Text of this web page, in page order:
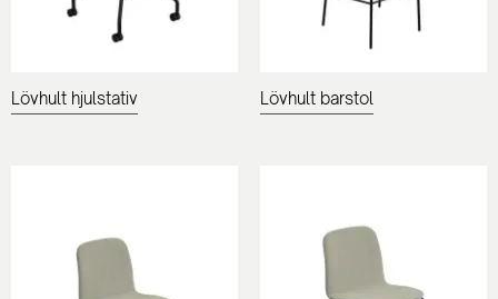
Lövhult hjulstativ Lövhult barstol